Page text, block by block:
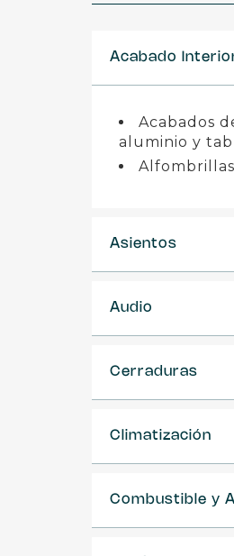
Acabado
Acabados
aluminio y
Alfombrillas
Asientos
Audio
Cerraduras
Climatización
Combustible y